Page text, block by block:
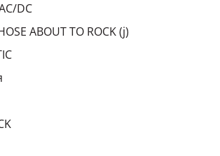
DC
ABOUT TO ROCK (j)